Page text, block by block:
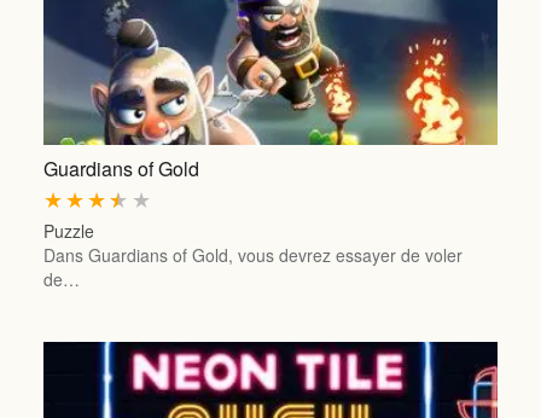
Guardians of Gold
★
★
★
★
★
Puzzle
Dans Guardians of Gold, vous devrez essayer de voler
de…